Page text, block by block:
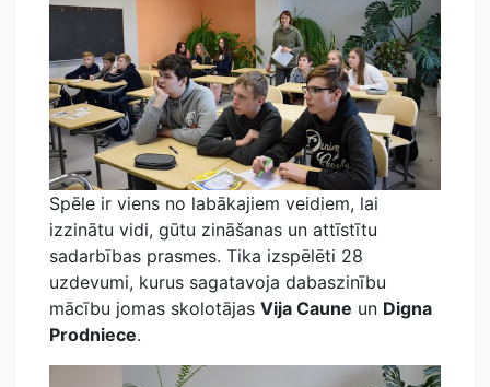
Spēle ir viens no labākajiem veidiem, lai
izzinātu vidi, gūtu zināšanas un attīstītu
sadarbības prasmes. Tika izspēlēti 28
uzdevumi, kurus sagatavoja dabaszinību
mācību jomas skolotājas Vija Caune un Digna
Prodniece.